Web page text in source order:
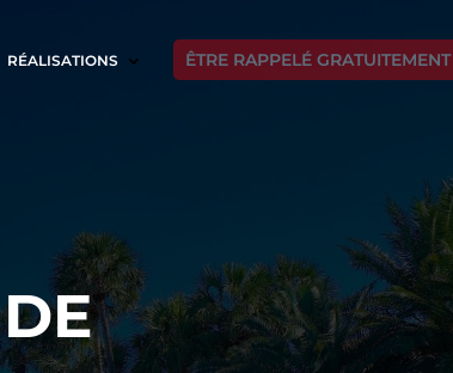
RÉALISATIONS ÊTRE RAPPELÉ GRATUITEMENT